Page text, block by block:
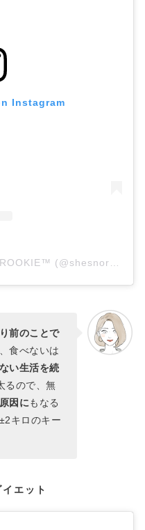
Instagram
前のことで
食べないは
い生活を続
るので、無
因にもなる
キロのキー
エット